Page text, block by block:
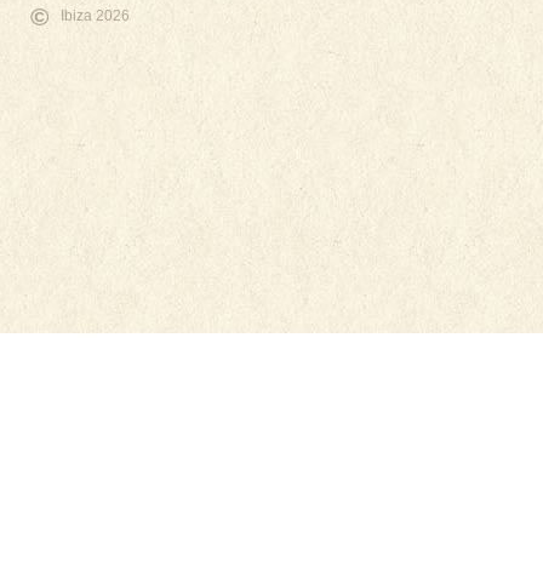
© Ibiza 2026